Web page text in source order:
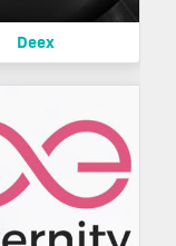
Deex